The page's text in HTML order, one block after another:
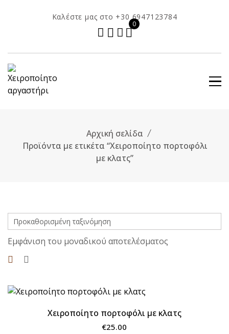
Καλέστε μας στο +30 6947123784
0
Αρχική σελίδα
Προϊόντα με ετικέτα “Χειροποίητο πορτοφόλι
με κλατς”
Εμφάνιση του μοναδικού αποτελέσματος
Χειροποίητο πορτοφόλι με κλατς
€25.00